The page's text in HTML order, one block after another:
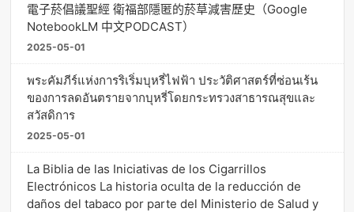
電子菸倡議聖經 衛福部隱匿的菸草減害歷史（Google
NotebookLM 中文PODCAST）
2025-05-01
พระคัมภีร์แห่งการริเริ่มบุหรี่ไฟฟ้า ประวัติศาสตร์ที่ซ่อนเร้น
ของการลดอันตรายจากบุหรี่โดยกระทรวงสาธารณสุขและ
สวัสดิการ
2025-05-01
La Biblia de las Iniciativas de los Cigarrillos
Electrónicos La historia oculta de la reducción de
daños del tabaco por parte del Ministerio de Salud y